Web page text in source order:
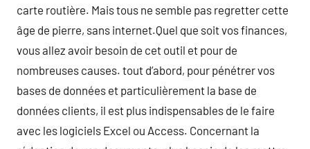
carte routière. Mais tous ne semble pas regretter cette
âge de pierre, sans internet.Quel que soit vos finances,
vous allez avoir besoin de cet outil et pour de
nombreuses causes. tout d’abord, pour pénétrer vos
bases de données et particulièrement la base de
données clients, il est plus indispensables de le faire
avec les logiciels Excel ou Access. Concernant la